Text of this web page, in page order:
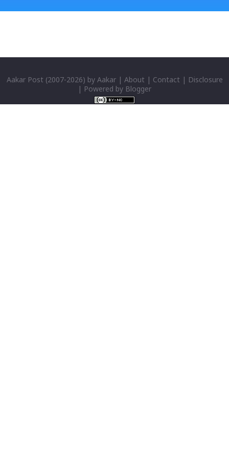
by her friend Bisakha everywhere she went. Radha
Aakar Post (2007-2026) by Aakar| About | Contact | Disclosure
| Powered by Blogger